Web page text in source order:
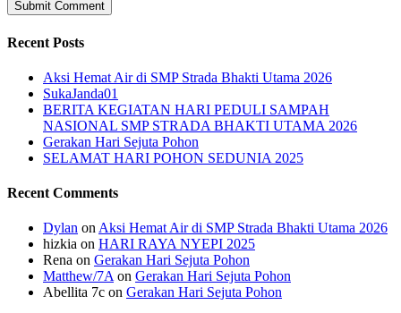
Recent Posts
Aksi Hemat Air di SMP Strada Bhakti Utama 2026
SukaJanda01
BERITA KEGIATAN HARI PEDULI SAMPAH
NASIONAL SMP STRADA BHAKTI UTAMA 2026
Gerakan Hari Sejuta Pohon
SELAMAT HARI POHON SEDUNIA 2025
Recent Comments
Dylan on Aksi Hemat Air di SMP Strada Bhakti Utama 2026
hizkia on HARI RAYA NYEPI 2025
Rena on Gerakan Hari Sejuta Pohon
Matthew/7A on Gerakan Hari Sejuta Pohon
Abellita 7c on Gerakan Hari Sejuta Pohon